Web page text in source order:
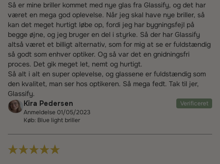
Så er mine briller kommet med nye glas fra Glassify, og det har
været en mega god oplevelse. Når jeg skal have nye briller, så
kan det meget hurtigt løbe op, fordi jeg har bygningsfejl på
begge øjne, og jeg bruger en del i styrke. Så der har Glassify
altså været et billigt alternativ, som for mig at se er fuldstændig
så godt som enhver optiker. Og så var det en gnidningsfri
proces. Det gik meget let, nemt og hurtigt.
Så alt i alt en super oplevelse, og glassene er fuldstændig som
den kvalitet, man ser hos optikeren. Så mega fedt. Tak til jer,
Glassify.
Kira Pedersen
Verificeret
Anmeldelse 01/05/2023
Køb: Blue light briller